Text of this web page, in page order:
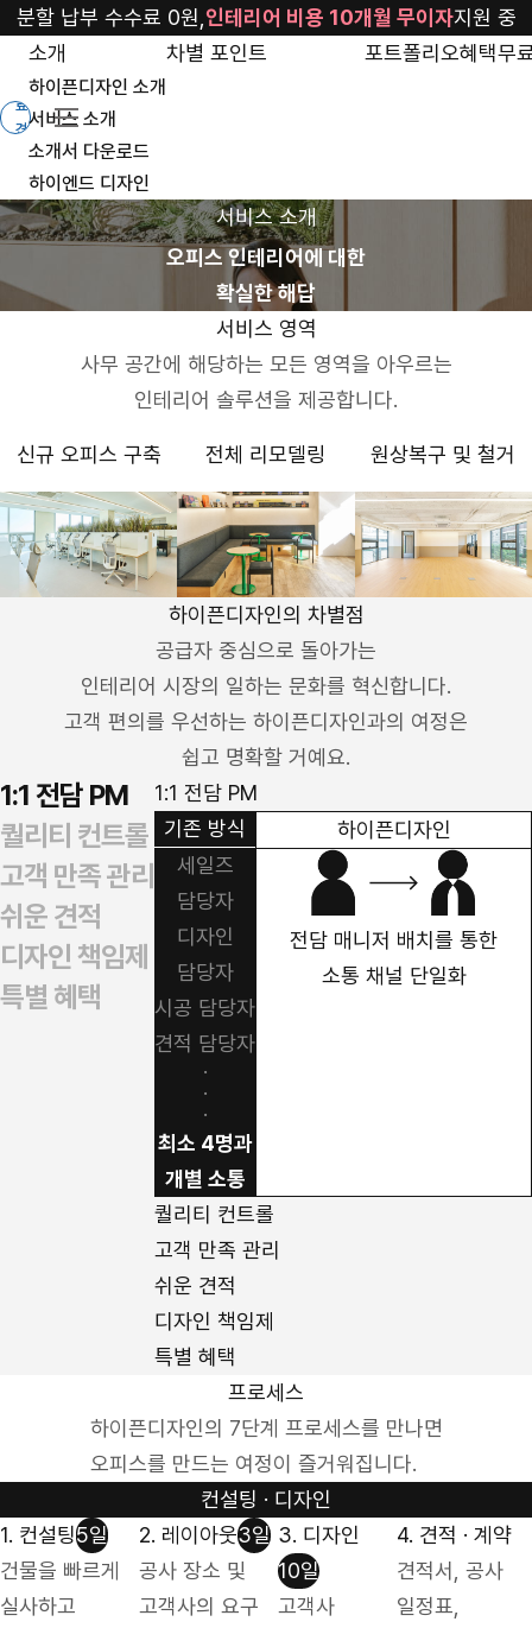
service
료
견
소개
하이픈디자인 소개
서비스 소개
소개서 다운로드
하이엔드 디자인
차별 포인트 포트폴리오혜택무
분할 납부 수수료 0원, 인테리어 비용 10개월 무이자지원 중
서비스 소개
오피스 인테리어에 대한
확실한 해답
서비스 영역
사무 공간에 해당하는 모든 영역을 아우르는
인테리어 솔루션을 제공합니다.
신규 오피스 구축 전체 리모델링 원상복구 및 철거
하이픈디자인의 차별점
공급자 중심으로 돌아가는
인테리어 시장의 일하는 문화를 혁신합니다.
고객 편의를 우선하는 하이픈디자인과의 여정은
쉽고 명확할 거예요.
1:1 전담 PM
퀄리티 컨트롤
고객 만족 관리
쉬운 견적
디자인 책임제
특별 혜택
1:1 전담 PM
기존 방식
세일즈
담당자
디자인
담당자
시공 담당자
견적 담당자
·
·
·
최소 4명과
개별 소통
하이픈디자인
전담 매니저 배치를 통한
소통 채널 단일화
퀄리티 컨트롤
고객 만족 관리
쉬운 견적
디자인 책임제
특별 혜택
프로세스
하이픈디자인의 7단계 프로세스를 만나면
오피스를 만드는 여정이 즐거워집니다.
컨설팅 · 디자인
1. 컨설팅5일
건물을 빠르게
실사하고
2. 레이아웃3일
공사 장소 및
고객사의 요구
3. 디자인
10일
고객사
4. 견적 · 계약
견적서, 공사
일정표,